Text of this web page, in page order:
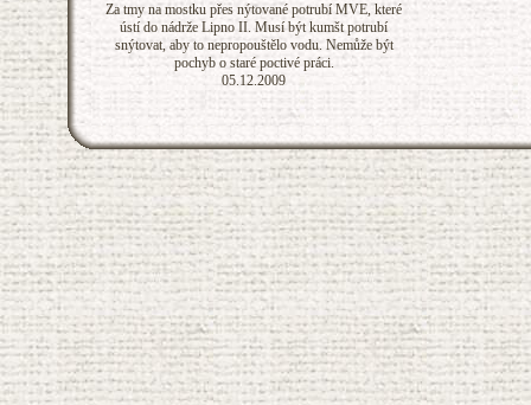
Za tmy na mostku přes nýtované potrubí MVE, které
ústí do nádrže Lipno II. Musí být kumšt potrubí
snýtovat, aby to nepropouštělo vodu. Nemůže být
pochyb o staré poctivé práci.
05.12.2009